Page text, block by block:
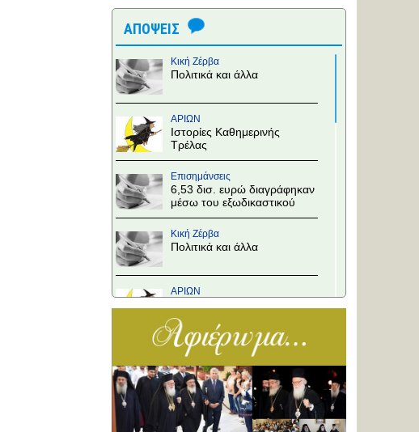
ΑΠΟΨΕΙΣ
Κική Ζέρβα
Πολιτικά και άλλα
ΑΡΙΩΝ
Ιστορίες Καθημερινής
Τρέλας
Επισημάνσεις
6,53 δισ. ευρώ διαγράφηκαν
μέσω του εξωδικαστικού
Κική Ζέρβα
Πολιτικά και άλλα
ΑΡΙΩΝ
Τρέλας
Επισημάνσεις
στους κόμβους!
Κική Ζέρβα
Πολιτικά και άλλα